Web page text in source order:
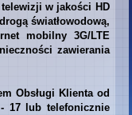
w jakości HD
światłowodową,
mobilny 3G/LTE
zawierania
Obsługi Klienta od
17 lub telefonicznie